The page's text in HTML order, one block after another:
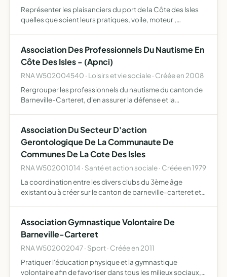
Représenter les plaisanciers du port de la Côte des Isles
quelles que soient leurs pratiques, voile, moteur ,
activ…
Association Des Professionnels Du Nautisme En
Côte Des Isles - (Apnci)
RNA W502004540 · Loisirs et vie sociale · Créée en 2008
Rergrouper les professionnels du nautisme du canton de
Barneville-Carteret, d'en assurer la défense et la
Association Du Secteur D'action
Gerontologique De La Communaute De
Communes De La Cote Des Isles
RNA W502001014 · Santé et action sociale · Créée en 1979
La coordination entre les divers clubs du 3ème âge
existant ou à créer sur le canton de barneville-carteret et
Association Gymnastique Volontaire De
Barneville-Carteret
RNA W502002047 · Sport · Créée en 2011
Pratiquer l'éducation physique et la gymnastique
volontaire afin de favoriser dans tous les milieux sociaux,